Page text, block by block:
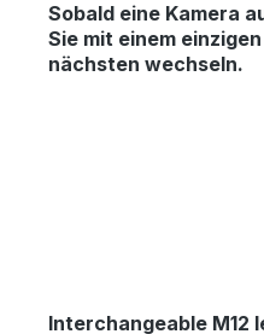
Sobald eine Kamera
Sie mit einem
nächsten wechseln.
Interchangeable M12